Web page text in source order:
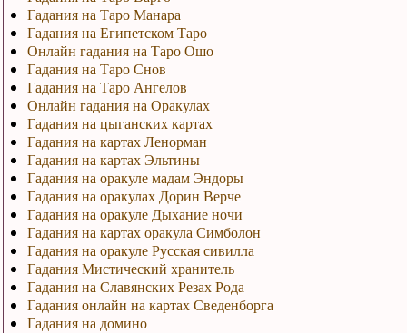
Гадания на Таро Манара
Гадания на Египетском Таро
Онлайн гадания на Таро Ошо
Гадания на Таро Снов
Гадания на Таро Ангелов
Онлайн гадания на Оракулах
Гадания на цыганских картах
Гадания на картах Ленорман
Гадания на картах Эльтины
Гадания на оракуле мадам Эндоры
Гадания на оракулах Дорин Верче
Гадания на оракуле Дыхание ночи
Гадания на картах оракула Симболон
Гадания на оракуле Русская сивилла
Гадания Мистический хранитель
Гадания на Славянских Резах Рода
Гадания онлайн на картах Сведенборга
Гадания на домино